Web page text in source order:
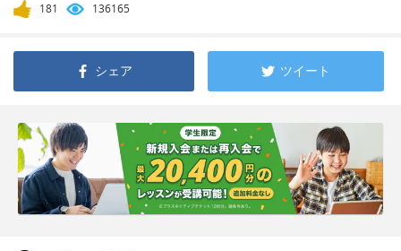
181 136165
シェア ツイート